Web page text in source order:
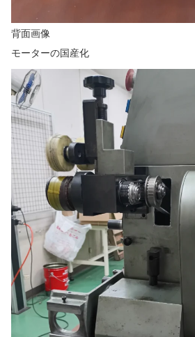
背面画像
モーターの国産化